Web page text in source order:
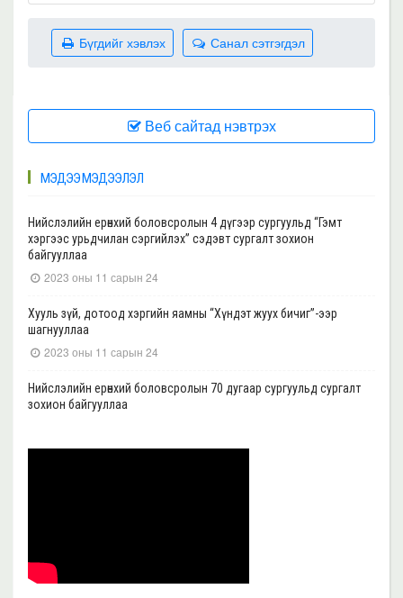
Санал сэтгэгдэл
Бүгдийг хэвлэх
Веб сайтад нэвтрэх
МЭДЭЭ МЭДЭЭЛЭЛ
Нийслэлийн ерөнхий боловсролын 4 дүгээр сургуульд “Гэмт
хэргээс урьдчилан сэргийлэх” сэдэвт сургалт зохион
байгууллаа
2023 оны 11 сарын 24
Хууль зүй, дотоод хэргийн яамны “Хүндэт жуух бичиг”-ээр
шагнууллаа
2023 оны 11 сарын 24
Нийслэлийн ерөнхий боловсролын 70 дугаар сургуульд сургалт
зохион байгууллаа
байгууллаа